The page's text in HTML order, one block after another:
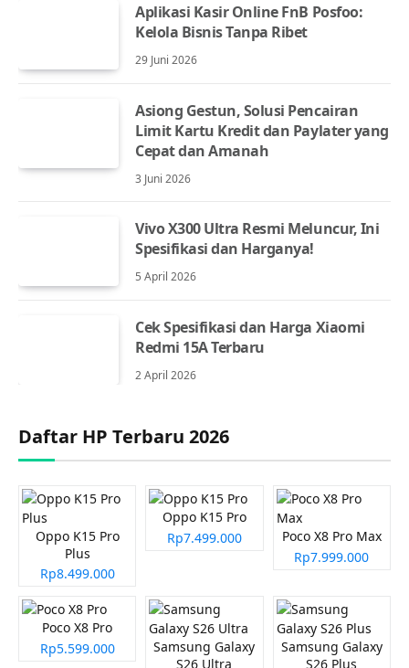
Aplikasi Kasir Online FnB Posfoo:
Kelola Bisnis Tanpa Ribet
29 Juni 2026
Asiong Gestun, Solusi Pencairan
Limit Kartu Kredit dan Paylater yang
Cepat dan Amanah
3 Juni 2026
Vivo X300 Ultra Resmi Meluncur, Ini
Spesifikasi dan Harganya!
5 April 2026
Cek Spesifikasi dan Harga Xiaomi
Redmi 15A Terbaru
2 April 2026
Daftar HP Terbaru 2026
Oppo K15 Pro
Plus
Rp8.499.000
Oppo K15 Pro
Rp7.499.000
Poco X8 Pro Max
Rp7.999.000
Poco X8 Pro
Rp5.599.000
Samsung Galaxy
S26 Ultra
Samsung Galaxy
S26 Plus